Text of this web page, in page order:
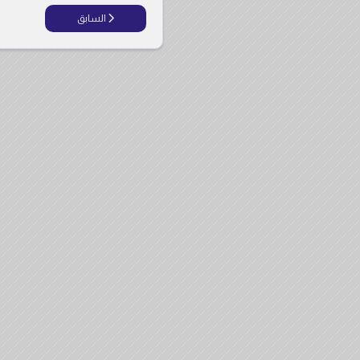
المقال السابق: قساوسة
السابق